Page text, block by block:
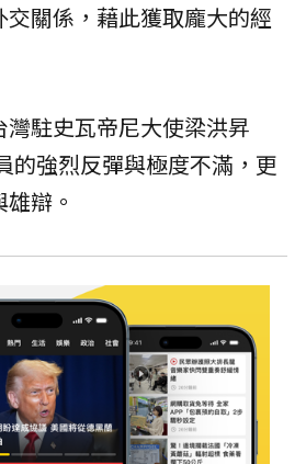
交關係，藉此獲取龐大的經
駐史瓦帝尼大使梁洪昇
的強烈反彈與極度不滿，更
辯。